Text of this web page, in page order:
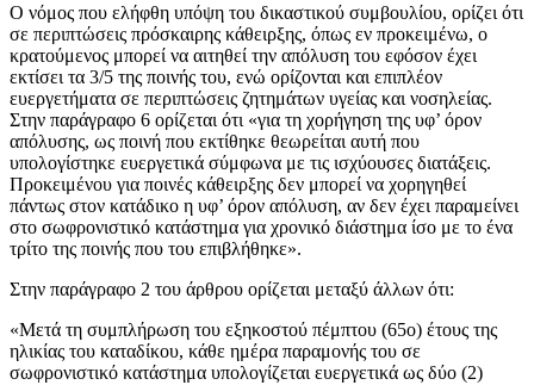
Ο νόμος που ελήφθη υπόψη του δικαστικού συμβουλίου, ορίζει ότι
σε περιπτώσεις πρόσκαιρης κάθειρξης, όπως εν προκειμένω, ο
κρατούμενος μπορεί να αιτηθεί την απόλυση του εφόσον έχει
εκτίσει τα 3/5 της ποινής του, ενώ ορίζονται και επιπλέον
ευεργετήματα σε περιπτώσεις ζητημάτων υγείας και νοσηλείας.
Στην παράγραφο 6 ορίζεται ότι «για τη χορήγηση της υφ’ όρον
απόλυσης, ως ποινή που εκτίθηκε θεωρείται αυτή που
υπολογίστηκε ευεργετικά σύμφωνα με τις ισχύουσες διατάξεις.
Προκειμένου για ποινές κάθειρξης δεν μπορεί να χορηγηθεί
πάντως στον κατάδικο η υφ’ όρον απόλυση, αν δεν έχει παραμείνει
στο σωφρονιστικό κατάστημα για χρονικό διάστημα ίσο με το ένα
τρίτο της ποινής που του επιβλήθηκε».
Στην παράγραφο 2 του άρθρου ορίζεται μεταξύ άλλων ότι:
«Μετά τη συμπλήρωση του εξηκοστού πέμπτου (65ο) έτους της
ηλικίας του καταδίκου, κάθε ημέρα παραμονής του σε
σωφρονιστικό κατάστημα υπολογίζεται ευεργετικά ως δύο (2)